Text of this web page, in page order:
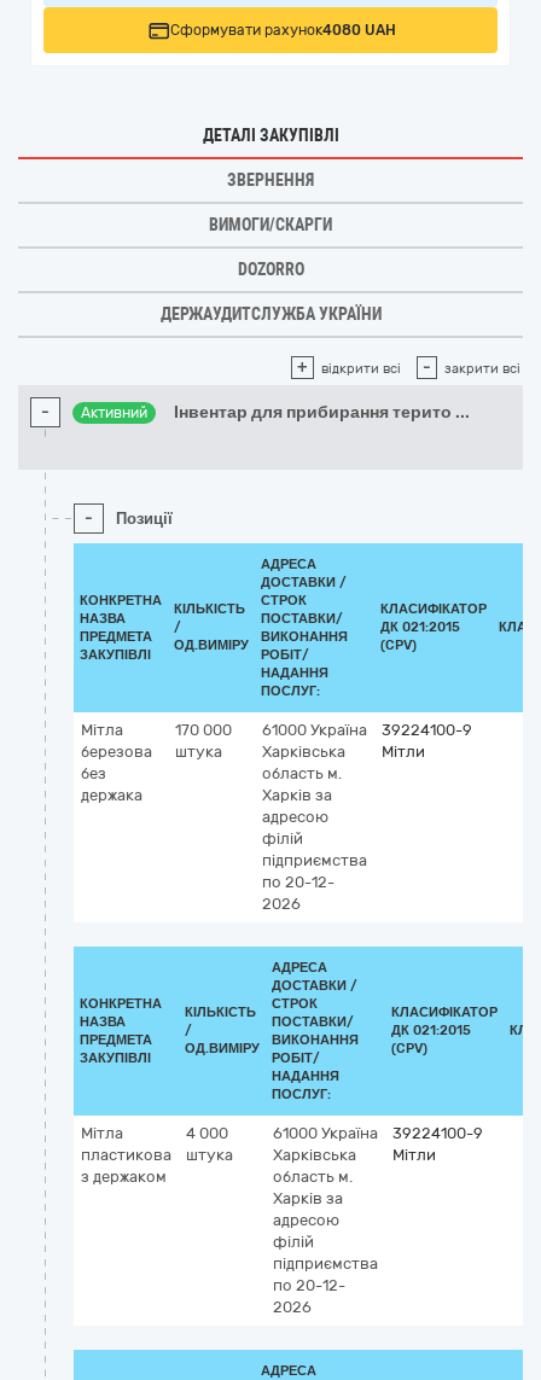
Сформувати рахунок4080 UAH
ДЕТАЛІ ЗАКУПІВЛІ
ЗВЕРНЕННЯ
ВИМОГИ/СКАРГИ
DOZORRO
ДЕРЖАУДИТСЛУЖБА УКРАЇНИ
+ відкрити всі - закрити всі
- Активний Інвентар для прибирання терито ...
- Позиції
КОНКРЕТНА
НАЗВА
ПРЕДМЕТА
ЗАКУПІВЛІ
КІЛЬКІСТЬ
/
ОД.ВИМІРУ
АДРЕСА
ДОСТАВКИ /
СТРОК
ПОСТАВКИ/
ВИКОНАННЯ
РОБІТ/
НАДАННЯ
ПОСЛУГ:
КЛАСИФІКАТОР
ДК 021:2015
(CPV)
Мітла
березова
без
держака
170 000
штука
61000 Україна
Харківська
область м.
Харків за
адресою
філій
підприємства
по 20-12-
2026
39224100-9
Мітли
КОНКРЕТНА
НАЗВА
ПРЕДМЕТА
ЗАКУПІВЛІ
КІЛЬКІСТЬ
/
ОД.ВИМІРУ
АДРЕСА
ДОСТАВКИ /
СТРОК
ПОСТАВКИ/
ВИКОНАННЯ
РОБІТ/
НАДАННЯ
ПОСЛУГ:
КЛАСИФІКАТОР
ДК 021:2015
(CPV)
Мітла
пластикова
з держаком
4 000
штука
61000 Україна
Харківська
область м.
Харків за
адресою
філій
підприємства
по 20-12-
2026
39224100-9
Мітли
АДРЕСА